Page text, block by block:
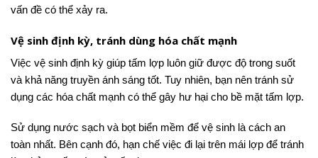
vấn đề có thể xảy ra.
Vệ sinh định kỳ, tránh dùng hóa chất mạnh
Việc vệ sinh định kỳ giúp tấm lợp luôn giữ được độ trong suốt
và khả năng truyền ánh sáng tốt. Tuy nhiên, bạn nên tránh sử
dụng các hóa chất mạnh có thể gây hư hại cho bề mặt tấm lợp.
Sử dụng nước sạch và bọt biển mềm để vệ sinh là cách an
toàn nhất. Bên cạnh đó, hạn chế việc đi lại trên mái lợp để tránh